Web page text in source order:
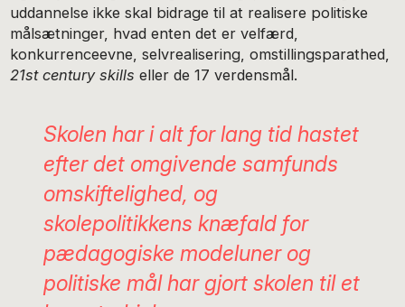
uddannelse ikke skal bidrage til at realisere politiske
målsætninger, hvad enten det er velfærd,
konkurrenceevne, selvrealisering, omstillingsparathed,
21st century skills eller de 17 verdensmål.
Skolen har i alt for lang tid hastet
efter det omgivende samfunds
omskiftelighed, og
skolepolitikkens knæfald for
pædagogiske modeluner og
politiske mål har gjort skolen til et